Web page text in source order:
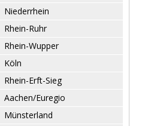
Niederrhein
Rhein-Ruhr
Rhein-Wupper
Köln
Rhein-Erft-Sieg
Aachen/Euregio
Münsterland